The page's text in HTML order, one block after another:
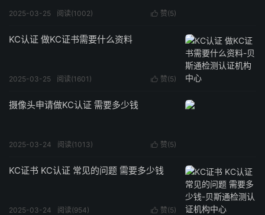
 赞(5)
2025-03-25 阅读(1002)
KC认证 做KC证书需要什么资料
 赞(5)
2025-03-25 阅读(1601)
摄像头申请做KC认证 需要多少钱
 赞(5)
2025-03-24 阅读(1013)
KC证书 KC认证 常见的问题 需要多少钱
 赞(5)
2025-03-24 阅读(954)